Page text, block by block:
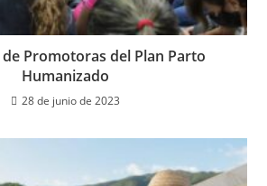
Promotoras del Plan Parto
Humanizado
28 de junio de 2023